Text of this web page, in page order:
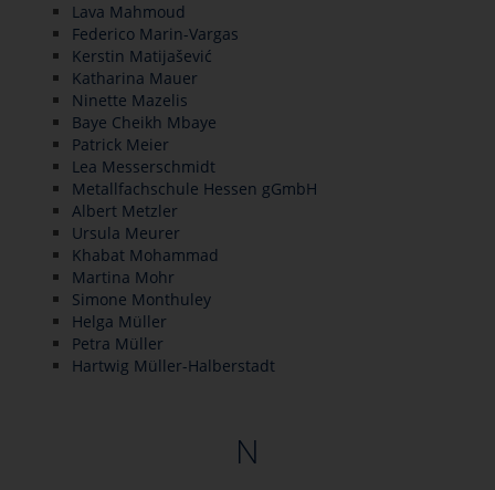
Lava Mahmoud
Federico Marin-Vargas
Kerstin Matijašević
Katharina Mauer
Ninette Mazelis
Baye Cheikh Mbaye
Patrick Meier
Lea Messerschmidt
Metallfachschule Hessen gGmbH
Albert Metzler
Ursula Meurer
Khabat Mohammad
Martina Mohr
Simone Monthuley
Helga Müller
Petra Müller
Hartwig Müller-Halberstadt
N